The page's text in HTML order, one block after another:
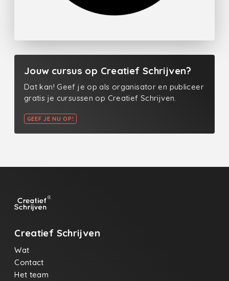
Jouw cursus op Creatief Schrijven?
Dat kan! Geef je op als organisator en publiceer
gratis je cursussen op Creatief Schrijven.
GEEF JE NU OP!
Creatief Schrijven
Wat
Contact
Het team